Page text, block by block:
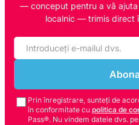
— conceput pentru a vă
localnic — trimis direct
Prin înregistrare, sunteți de
în conformitate cu politica de
Pass®. Nu vindem datele dvs.